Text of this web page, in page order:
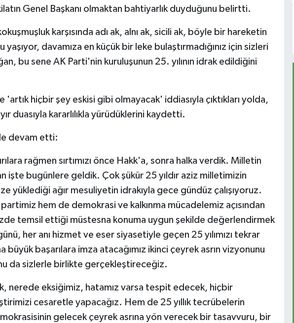
Genel Başkanı olmaktan bahtiyarlık duyduğunu belirtti.
karşısında adı ak, alnı ak, sicili ak, böyle bir hareketin
yaşıyor, davamıza en küçük bir leke bulaştırmadığınız için sizleri
bu sene AK Parti'nin kuruluşunun 25. yılının idrak edildiğini
hiçbir şey eskisi gibi olmayacak' iddiasıyla çıktıkları yolda,
duasıyla kararlılıkla yürüdüklerini kaydetti.
devam etti:
rağmen sırtımızı önce Hakk'a, sonra halka verdik. Milletin
işte bugünlere geldik. Çok şükür 25 yıldır aziz milletimizin
yüklediği ağır mesuliyetin idrakıyla gece gündüz çalışıyoruz.
hem de demokrasi ve kalkınma mücadelemiz açısından
temsil ettiği müstesna konuma uygun şekilde değerlendirmek
her anı hizmet ve eser siyasetiyle geçen 25 yılımızı tekrar
başarılara imza atacağımız ikinci çeyrek asrın vizyonunu
da sizlerle birlikte gerçekleştireceğiz.
nerede eksiğimiz, hatamız varsa tespit edecek, hiçbir
cesaretle yapacağız. Hem de 25 yıllık tecrübelerin
gelecek çeyrek asrına yön verecek bir tasavvuru, bir